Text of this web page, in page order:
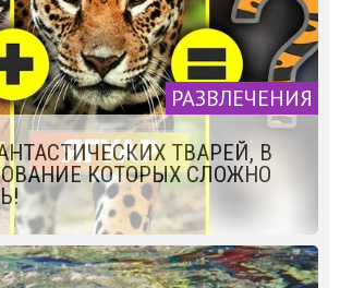
РАЗВЛЕЧЕНИЯ
ТВАРЕЙ, В
КОТОРЫХ СЛОЖНО